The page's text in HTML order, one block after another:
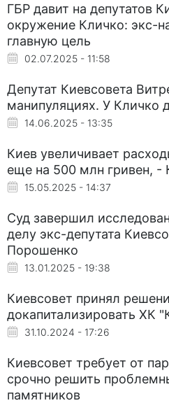
ГБР давит на депутатов
окружение Кличко: экс-
главную цель
02.07.2025 - 11:58
Депутат Киевсовета
манипуляциях. У Кличко
14.06.2025 - 13:35
Киев увеличивает
еще на 500 млн гривен, -
15.05.2025 - 14:37
Суд завершил
делу экс-депутата
Порошенко
13.01.2025 - 19:38
Киевсовет принял
докапитализировать ХК
31.10.2024 - 17:26
Киевсовет требует от
срочно решить
памятников